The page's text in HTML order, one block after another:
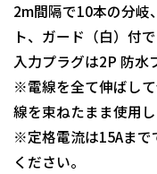
2m間隔で10本の分岐
ト、ガード（白）付で
入力プラグは2P 防水
※電線を全て伸ばし
線を束ねたまま使用
※定格電流は15Aまで
ください。